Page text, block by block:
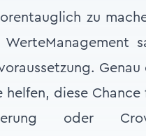
zu
helfen, diese
oder